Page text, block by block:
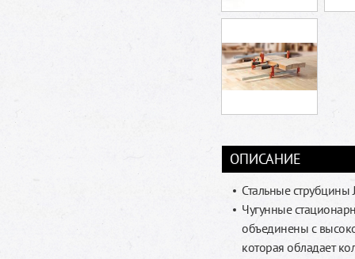
ОПИСАНИЕ
Стальные
Чугунные
объединены с
которая обладает